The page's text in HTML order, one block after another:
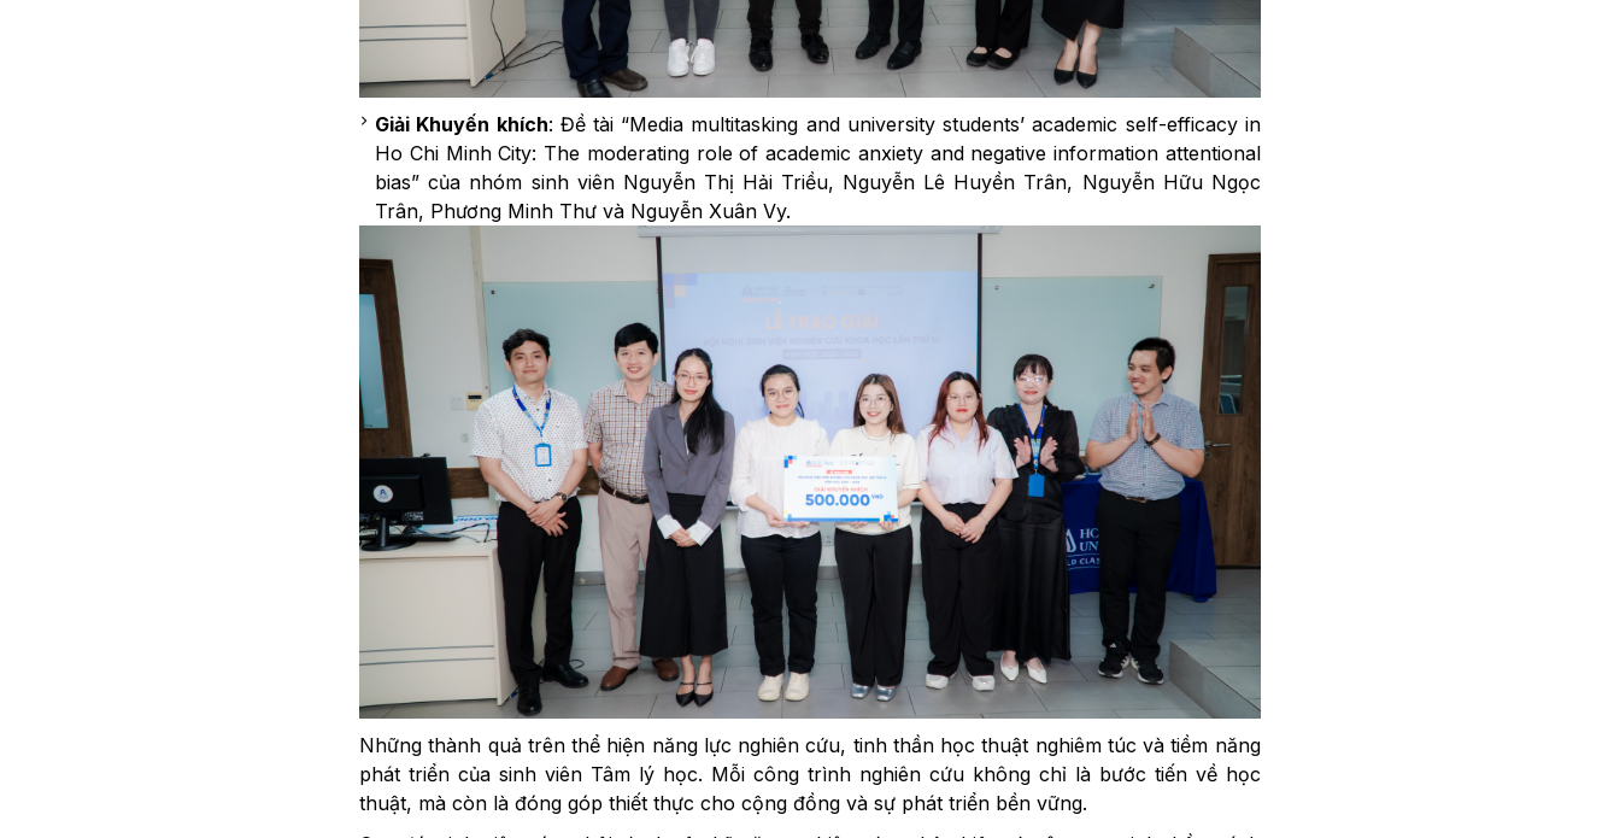
Giải Khuyến khích: Đề tài “Media multitasking and university students’ academic self-efficacy in
Ho Chi Minh City: The moderating role of academic anxiety and negative information attentional
bias” của nhóm sinh viên Nguyễn Thị Hải Triều, Nguyễn Lê Huyền Trân, Nguyễn Hữu Ngọc
Trân, Phương Minh Thư và Nguyễn Xuân Vy.
Những thành quả trên thể hiện năng lực nghiên cứu, tinh thần học thuật nghiêm túc và tiềm năng
phát triển của sinh viên Tâm lý học. Mỗi công trình nghiên cứu không chỉ là bước tiến về học
thuật, mà còn là đóng góp thiết thực cho cộng đồng và sự phát triển bền vững.